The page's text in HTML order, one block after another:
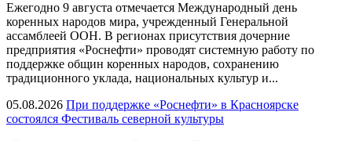
Ежегодно 9 августа отмечается Международный день
коренных народов мира, учрежденный Генеральной
ассамблеей ООН. В регионах присутствия дочерние
предприятия «Роснефти» проводят системную работу по
поддержке общин коренных народов, сохранению
традиционного уклада, национальных культур и...
05.08.2026 При поддержке «Роснефти» в Красноярске
состоялся Фестиваль северной культуры